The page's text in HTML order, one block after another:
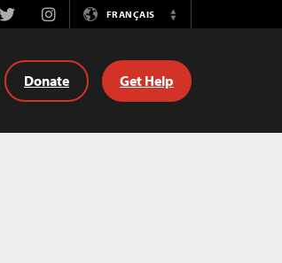
TwitterInstagramFRANÇAIS
Switch
Donate Get Help